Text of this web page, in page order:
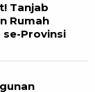
Tanjab
Rumah
se-Provinsi